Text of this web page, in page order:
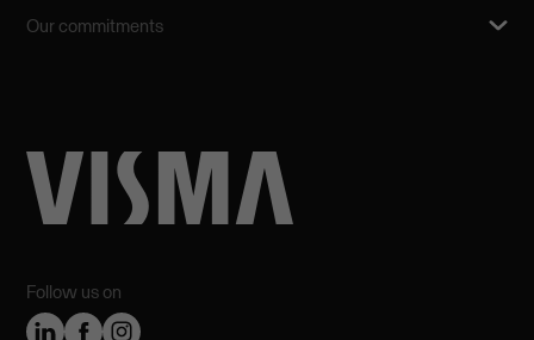
Follow us on
Our commitments